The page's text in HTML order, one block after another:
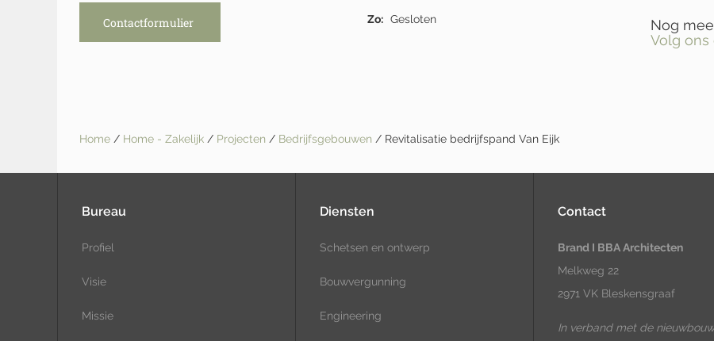
Contactformulier Zo: Gesloten
Nog
Volg ons
Home / Home - Zakelijk / Projecten / Bedrijfsgebouwen / Revitalisatie bedrijfspand Van Eijk
Bureau
Profiel
Visie
Missie
Diensten
Schetsen en ontwerp
Bouwvergunning
Engineering
Contact
Brand I BBA Architecten
Melkweg 22
2971 VK Bleskensgraaf
In verband met de